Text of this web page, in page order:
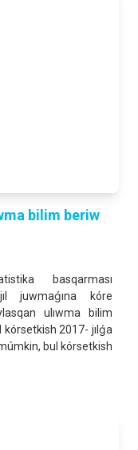
bilim beriw
basqarması
juwmaǵına kóre
ulıwma bilim
kórsetkish 2017- jılǵa
bul kórsetkish